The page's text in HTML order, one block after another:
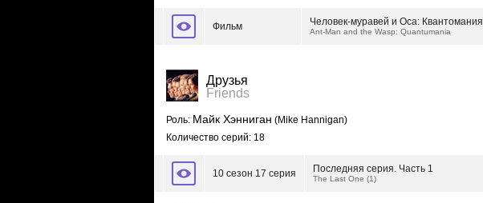
Фильм Человек-муравей и Оса: Квантомания
Ant-Man and the Wasp: Quantumania
Друзья
Friends
Роль: Майк Хэнниган (Mike Hannigan)
Количество серий: 18
10 сезон 17 серия Последняя серия. Часть 1
The Last One (1)